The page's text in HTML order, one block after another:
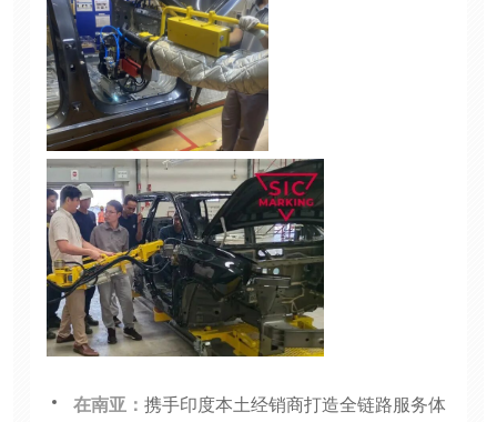
在南亚： 携手印度本土经销商打造全链路服务体